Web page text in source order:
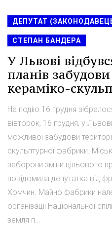
ДЕПУТАТ
СТЕПАН БАНДЕРА
У Львові
планів
кераміко-
На подію 16 грудня
вівторок, 16 грудня, у
можливої забудови
скульптурної фабрики.
заборони зміни цільового
повідомила депутатка від
Хомчин. Майно фабрики
організації Національної
земля п...